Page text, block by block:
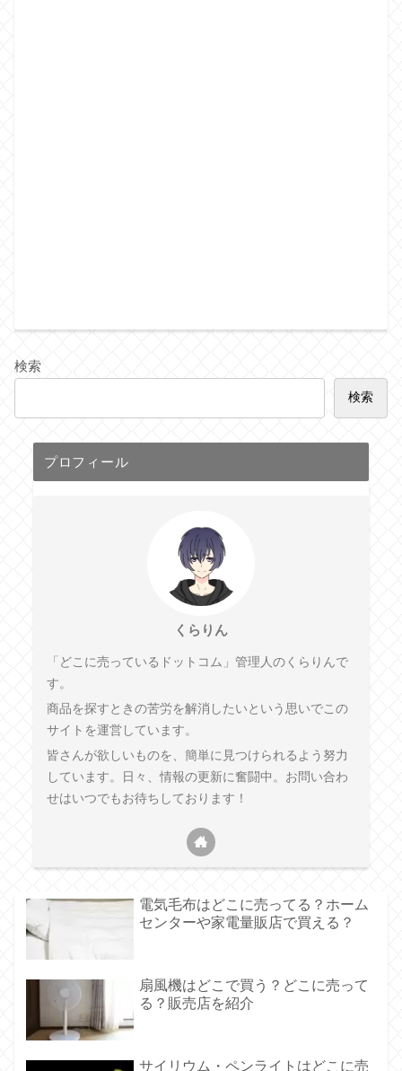
検索
検索
プロフィール
くらりん
「どこに売っているドットコム」管理人のくらりんで
す。
商品を探すときの苦労を解消したいという思いでこの
サイトを運営しています。
皆さんが欲しいものを、簡単に見つけられるよう努力
しています。日々、情報の更新に奮闘中。お問い合わ
せはいつでもお待ちしております！
電気毛布はどこに売ってる？ホーム
センターや家電量販店で買える？
扇風機はどこで買う？どこに売って
る？販売店を紹介
サイリウム・ペンライトはどこに売